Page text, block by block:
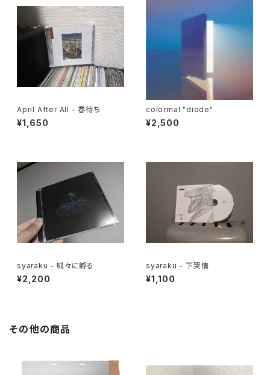
April After All - 春待ち
¥1,650
colormal "diode"
¥2,500
syaraku - 呱々に孵る
¥2,200
syaraku - 下哭情
¥1,100
その他の商品